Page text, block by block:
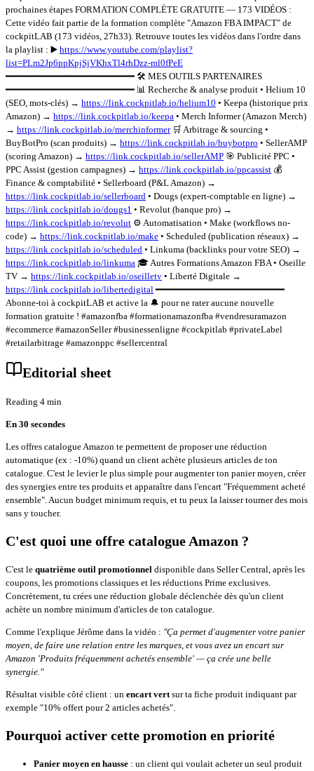
prochaines étapes FORMATION COMPLÈTE GRATUITE — 173 VIDÉOS :
Cette vidéo fait partie de la formation complète "Amazon FBA IMPACT" de
cockpitLAB (173 vidéos, 27h33). Retrouve toutes les vidéos dans l'ordre dans
la playlist : ▶️ https://www.youtube.com/playlist?
list=PLm2Jp6ppKpjSjVKhxTl4rhDzz-ml0fPeE
━━━━━━━━━━━━━━━━━━━━━━━ 🛠️ MES OUTILS PARTENAIRES
━━━━━━━━━━━━━━━━━━━━━━━ 📊 Recherche & analyse produit • Helium 10
(SEO, mots-clés) → https://link.cockpitlab.io/helium10 • Keepa (historique prix
Amazon) → https://link.cockpitlab.io/keepa • Merch Informer (Amazon Merch)
→ https://link.cockpitlab.io/merchinformer🛒 Arbitrage & sourcing •
BuyBotPro (scan produits) → https://link.cockpitlab.io/buybotpro • SellerAMP
(scoring Amazon) → https://link.cockpitlab.io/sellerAMP 🎯 Publicité PPC •
PPC Assist (gestion campagnes) → https://link.cockpitlab.io/ppcassist 💰
Finance & comptabilité • Sellerboard (P&L Amazon) →
https://link.cockpitlab.io/sellerboard • Dougs (expert-comptable en ligne) →
https://link.cockpitlab.io/dougs1 • Revolut (banque pro) →
https://link.cockpitlab.io/revolut ⚙️ Automatisation • Make (workflows no-
code) → https://link.cockpitlab.io/make • Scheduled (publication réseaux) →
https://link.cockpitlab.io/scheduled • Linkuma (backlinks pour votre SEO) →
https://link.cockpitlab.io/linkuma 🎓 Autres Formations Amazon FBA • Oseille
TV → https://link.cockpitlab.io/oseilletv • Liberté Digitale →
https://link.cockpitlab.io/libertedigital━━━━━━━━━━━━━━━━━━━━━━━
Abonne-toi à cockpitLAB et active la 🔔 pour ne rater aucune nouvelle
formation gratuite ! #amazonfba #formationamazonfba #vendresuramazon
#ecommerce #amazonSeller #businessenligne #cockpitlab #privateLabel
#retailarbitrage #amazonppc #sellercentral
Editorial sheet
Reading 4 min
En 30 secondes
Les offres catalogue Amazon te permettent de proposer une réduction
automatique (ex : -10%) quand un client achète plusieurs articles de ton
catalogue. C'est le levier le plus simple pour augmenter ton panier moyen, créer
des synergies entre tes produits et apparaître dans l'encart "Fréquemment acheté
ensemble". Aucun budget minimum requis, et tu peux la laisser tourner des mois
sans y toucher.
C'est quoi une offre catalogue Amazon ?
C'est le quatrième outil promotionnel disponible dans Seller Central, après les
coupons, les promotions classiques et les réductions Prime exclusives.
Concrètement, tu crées une réduction globale déclenchée dès qu'un client
achète un nombre minimum d'articles de ton catalogue.
Comme l'explique Jérôme dans la vidéo : "Ça permet d'augmenter votre panier
moyen, de faire une relation entre les marques, et vous avez un encart sur
Amazon 'Produits fréquemment achetés ensemble' — ça crée une belle
synergie."
Résultat visible côté client : un encart vert sur ta fiche produit indiquant par
exemple "10% offert pour 2 articles achetés".
Pourquoi activer cette promotion en priorité
Panier moyen en hausse : un client qui voulait acheter un seul produit